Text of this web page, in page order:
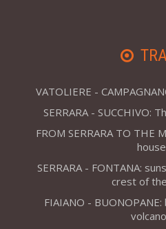
VATOLIERE -
SERRARA - SUCCHIVO:
FROM SERRARA TO THE
SERRARA - FONTANA:
crest of
FIAIANO -